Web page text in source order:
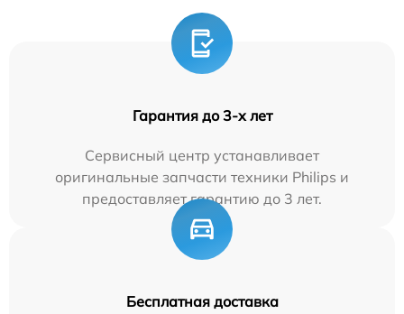
Гарантия до 3-х лет
Сервисный центр устанавливает
оригинальные запчасти техники Philips и
предоставляет гарантию до 3 лет.
Бесплатная доставка